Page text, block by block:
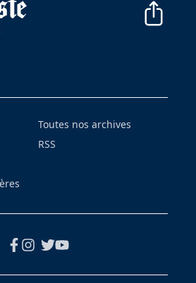
Toutes nos archives
RSS